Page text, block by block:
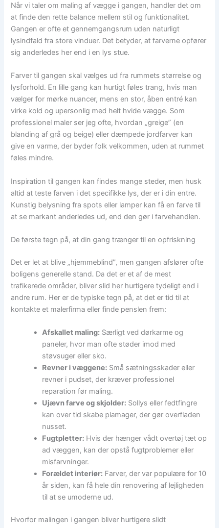
Når vi taler om maling af vægge i gangen, handler det om
at finde den rette balance mellem stil og funktionalitet.
Gangen er ofte et gennemgangsrum uden naturligt
lysindfald fra store vinduer. Det betyder, at farverne opfører
sig anderledes her end i en lys stue.
Farver til gangen skal vælges ud fra rummets størrelse og
lysforhold. En lille gang kan hurtigt føles trang, hvis man
vælger for mørke nuancer, mens en stor, åben entré kan
virke kold og upersonlig med helt hvide vægge. Som
professionel maler ser jeg ofte, hvordan „greige” (en
blanding af grå og beige) eller dæmpede jordfarver kan
give en varme, der byder folk velkommen, uden at rummet
føles mindre.
Inspiration til gangen kan findes mange steder, men husk
altid at teste farven i det specifikke lys, der er i din entre.
Kunstig belysning fra spots eller lamper kan få en farve til
at se markant anderledes ud, end den gør i farvehandlen.
De første tegn på, at din gang trænger til en opfriskning
Det er let at blive „hjemmeblind”, men gangen afslører ofte
boligens generelle stand. Da det er et af de mest
trafikerede områder, bliver slid her hurtigere tydeligt end i
andre rum. Her er de typiske tegn på, at det er tid til at
kontakte et malerfirma eller finde penslen frem:
Afskallet maling: Særligt ved dørkarme og
paneler, hvor man ofte støder imod med
støvsuger eller sko.
Revner i væggene: Små sætningsskader eller
revner i pudset, der kræver professionel
reparation før maling.
Ujævn farve og skjolder: Sollys eller fedtfingre
kan over tid skabe plamager, der gør overfladen
nusset.
Fugtpletter: Hvis der hænger vådt overtøj tæt op
ad væggen, kan der opstå fugtproblemer eller
misfarvninger.
Forældet interiør: Farver, der var populære for 10
år siden, kan få hele din renovering af lejligheden
til at se umoderne ud.
Hvorfor malingen i gangen bliver hurtigere slidt